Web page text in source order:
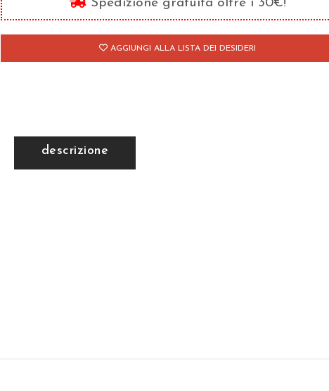
popoli
quantità
Spedizione gratuita oltre i 30€!
AGGIUNGI ALLA LISTA DEI DESIDERI
descrizione